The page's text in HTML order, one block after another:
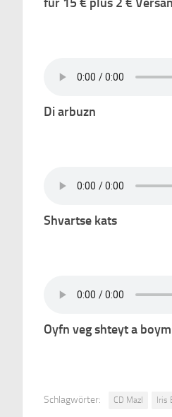
Di arbuzn
Shvartse kats
Oyfn veg shteyt a boym
Schlagwörter: CD Mazl Iris